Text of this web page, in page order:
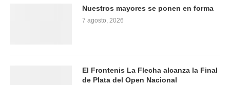
Nuestros mayores se ponen en forma
7 agosto, 2026
El Frontenis La Flecha alcanza la Final
de Plata del Open Nacional